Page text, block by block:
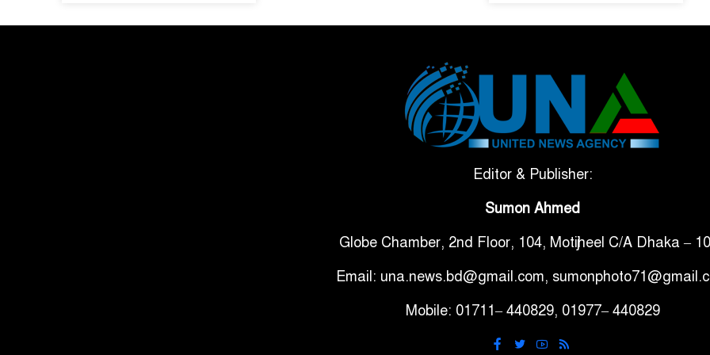
Editor & Publisher:
Sumon Ahmed
Globe Chamber, 2nd Floor, 104, Motijheel C/A Dhaka –
Email: una.news.bd@gmail.com,
Mobile: 01711– 440829, 01977– 440829